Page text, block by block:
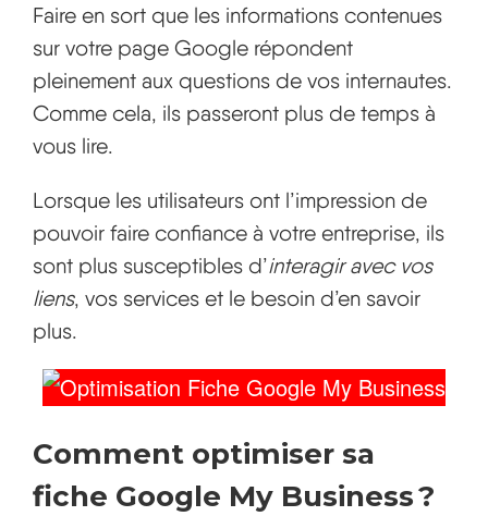
Faire en sort que les informations contenues
sur votre page Google répondent
pleinement aux questions de vos internautes.
Comme cela, ils passeront plus de temps à
vous lire.
Lorsque les utilisateurs ont l’impression de
pouvoir faire confiance à votre entreprise, ils
sont plus susceptibles d’interagir avec vos
liens, vos services et le besoin d’en savoir
plus.
Comment optimiser sa
fiche Google My Business ?